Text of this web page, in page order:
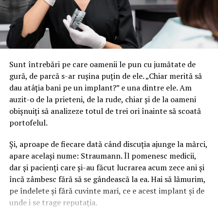
care cumpără inventar în orașele mari. Nu includ
bannerul de pe gardul frizeriei, colantarea vitrinei de la
cofetăria din colț sau panoul direcțional al service-ului
de pe drumul de centură. Segmentul acela nu apare în
Cifrele pieței spun o poveste, strada
spune alta
Rapoartele de industrie măsoară tranzacții, nu
vizibilitate. Un business de cartier care își printează un
banner și îl agață pe propria fațadă nu generează nicio
linie într-un studiu de piață, deși generează exact ce
contează, expunere zilnică repetată în fața publicului
potrivit. Diferența dintre cele două lumi e atât de mare
încât concluziile trase pentru una nu se aplică celeilalte.
Ce s-a schimbat cu adevărat e componenta digitală.
Sunt întrebări pe care oamenii le pun cu jumătate de
gură, de parcă s-ar rușina puțin de ele. „Chiar merită să
dau atâția bani pe un implant?” e una dintre ele. Am
auzit-o de la prieteni, de la rude, chiar și de la oameni
obișnuiți să analizeze totul de trei ori înainte să scoată
portofelul.
Și, aproape de fiecare dată când discuția ajunge la mărci,
apare același nume: Straumann. Îl pomenesc medicii,
dar și pacienți care și-au făcut lucrarea acum zece ani și
încă zâmbesc fără să se gândească la ea. Hai să lămurim,
pe îndelete și fără cuvinte mari, ce e acest implant și de
unde i se trage reputația.